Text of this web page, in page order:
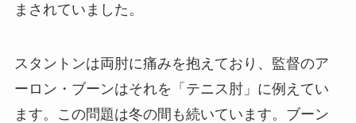
まされていました。
スタントンは両肘に痛みを抱えており、監督のア
ーロン・ブーンはそれを「テニス肘」に例えてい
ます。この問題は冬の間も続いています。ブーン